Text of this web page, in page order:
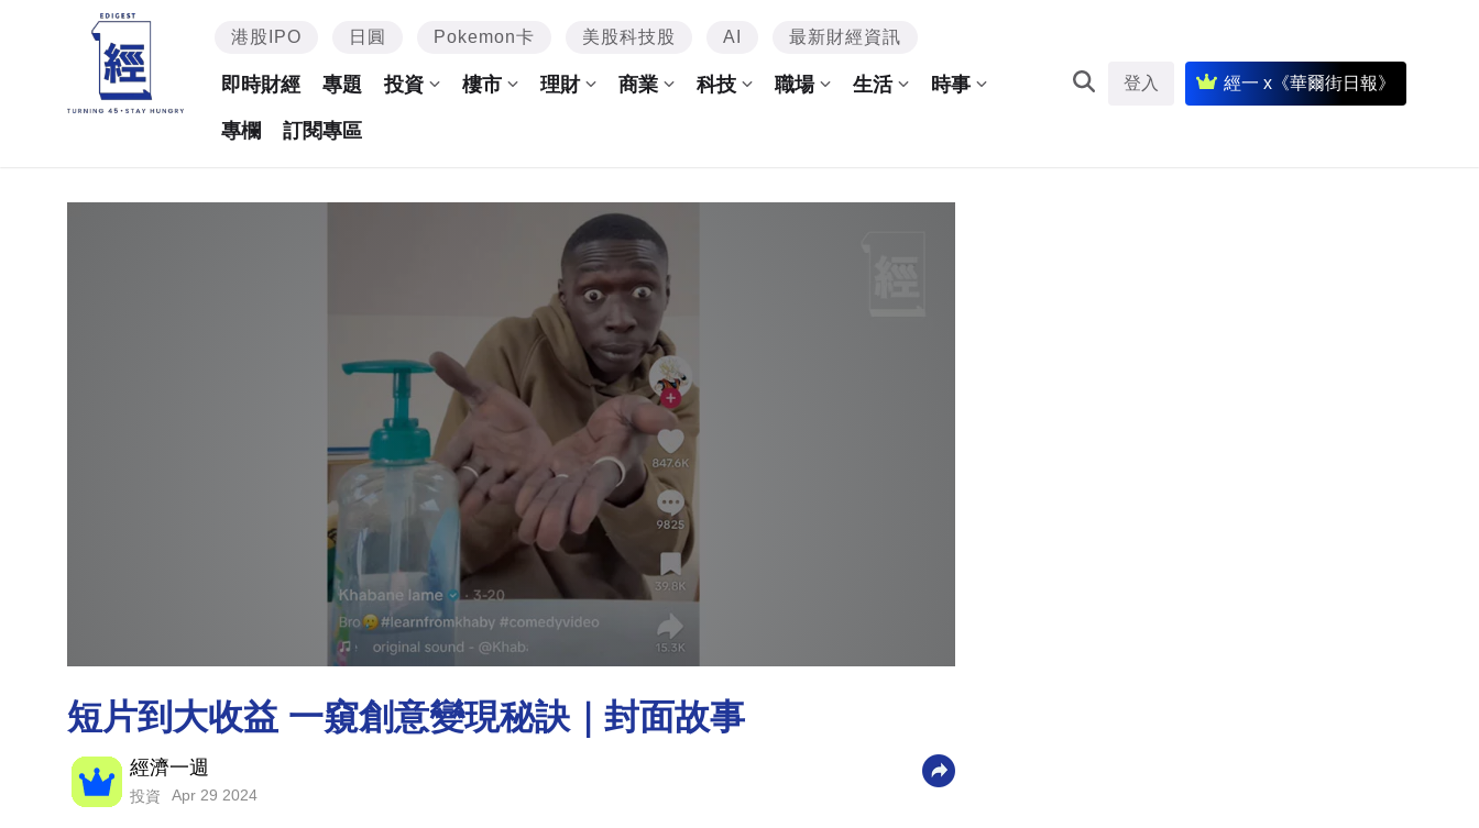
港股IPO 日圓 Pokemon卡 美股科技股 AI 最新財經資訊
即時財經 專題 投資 樓市 理財 商業 科技 職場 生活 時事
專欄 訂閱專區
登入 經一 x《華爾街日報》
短片到大收益 一窺創意變現秘訣｜封面故事
經濟一週
投資 Apr 29 2024